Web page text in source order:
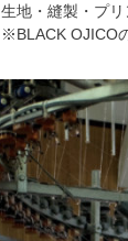
生地・縫製・プ
※BLACK OJICO